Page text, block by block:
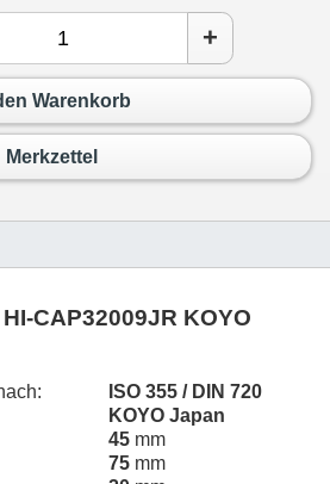
+
Warenkorb
Merkzettel
CAP32009JR KOYO
ISO 355 / DIN 720
KOYO Japan
45 mm
75 mm